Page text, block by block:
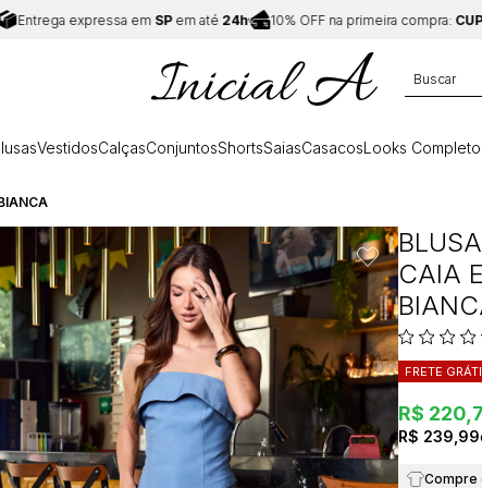
expressa emSPem até24h 10% OFF na primeira compra: CUPOM
VestidosCalçasConjuntosShortsSaiasCasacosLooks
CAIA
FRETE
R$
R$ 239,99
Compre